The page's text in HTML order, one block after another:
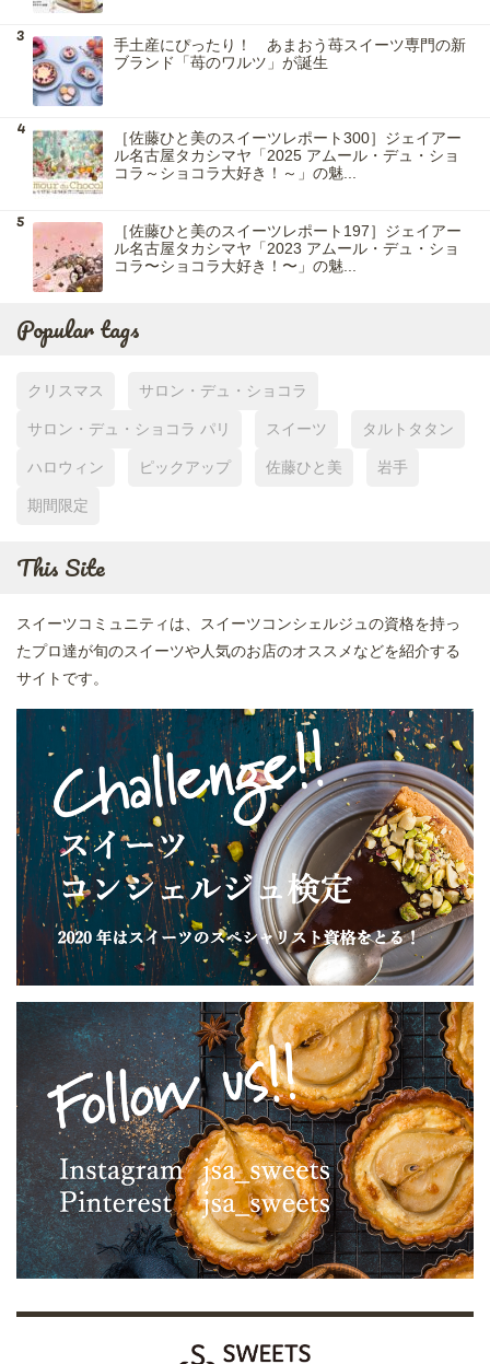
手土産にぴったり！ あまおう苺スイーツ専門の新
ブランド「苺のワルツ」が誕生
［佐藤ひと美のスイーツレポート300］ジェイアー
ル名古屋タカシマヤ「2025 アムール・デュ・ショ
コラ～ショコラ大好き！～」の魅...
［佐藤ひと美のスイーツレポート197］ジェイアー
ル名古屋タカシマヤ「2023 アムール・デュ・ショ
コラ〜ショコラ大好き！〜」の魅...
Popular tags
クリスマス サロン・デュ・ショコラ
サロン・デュ・ショコラ パリ スイーツ タルトタタン
ハロウィン ピックアップ 佐藤ひと美 岩手
期間限定
This Site
スイーツコミュニティは、スイーツコンシェルジュの資格を持っ
たプロ達が旬のスイーツや人気のお店のオススメなどを紹介する
サイトです。